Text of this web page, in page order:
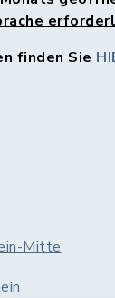
finden Sie
Mitte